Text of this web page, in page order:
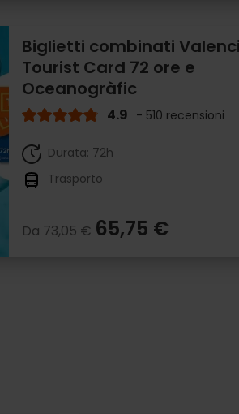
Biglietti combinati
Tourist Card 72 ore e
Oceanogràfic
4.9 - 510 recensioni
Durata: 72h
Trasporto
Da 73,05 € 65,75 €